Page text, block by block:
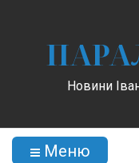
Новини
Меню